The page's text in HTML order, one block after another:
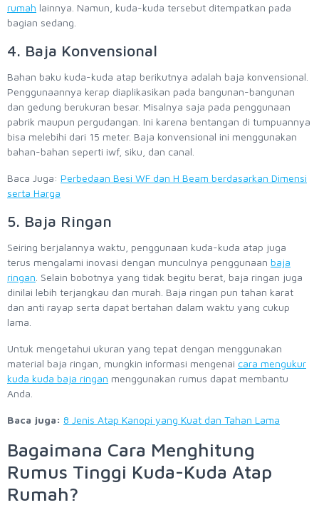
rumah lainnya. Namun, kuda-kuda tersebut ditempatkan pada
bagian sedang.
4. Baja Konvensional
Bahan baku kuda-kuda atap berikutnya adalah baja konvensional.
Penggunaannya kerap diaplikasikan pada bangunan-bangunan
dan gedung berukuran besar. Misalnya saja pada penggunaan
pabrik maupun pergudangan. Ini karena bentangan di tumpuannya
bisa melebihi dari 15 meter. Baja konvensional ini menggunakan
bahan-bahan seperti iwf, siku, dan canal.
Baca Juga: Perbedaan Besi WF dan H Beam berdasarkan Dimensi
serta Harga
5. Baja Ringan
Seiring berjalannya waktu, penggunaan kuda-kuda atap juga
terus mengalami inovasi dengan munculnya penggunaan baja
ringan . Selain bobotnya yang tidak begitu berat, baja ringan juga
dinilai lebih terjangkau dan murah. Baja ringan pun tahan karat
dan anti rayap serta dapat bertahan dalam waktu yang cukup
lama.
Untuk mengetahui ukuran yang tepat dengan menggunakan
material baja ringan, mungkin informasi mengenai cara mengukur
kuda kuda baja ringan menggunakan rumus dapat membantu
Anda.
Baca juga: 8 Jenis Atap Kanopi yang Kuat dan Tahan Lama
Bagaimana Cara Menghitung
Rumus Tinggi Kuda-Kuda Atap
Rumah?